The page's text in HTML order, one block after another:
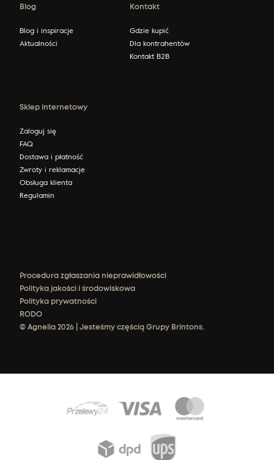
Blog
Blog i inspiracje
Aktualności
Kontakt
Gdzie kupić
Dla kontrahentów
Kontakt B2B
Sklep internetowy
Zaloguj się
FAQ
Dostawa i płatność
Zwroty i reklamacje
Obsługa klienta
Regulamin
Procedura zgłaszania nieprawidłowości
Polityka jakości i środowiskowa
Polityka prywatności
RODO
© Agnella 2026 | Jesteśmy częścią Grupy Brintons.